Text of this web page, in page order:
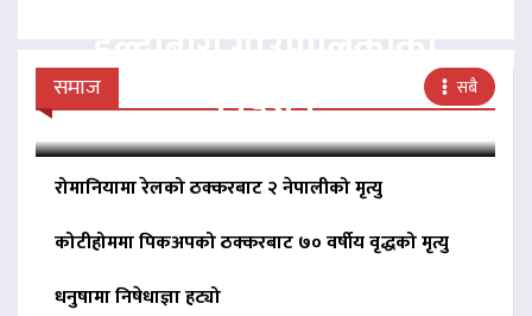
समाज सबै
निर्देशन
रोमानियामा रेलको ठक्करबाट २ नेपालीको मृत्यु
कोटीहोममा पिकअपको ठक्करबाट ७० वर्षीय वृद्धको मृत्यु
धनुषामा निषेधाज्ञा हट्यो